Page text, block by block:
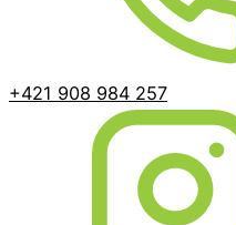
+421 908 984 257